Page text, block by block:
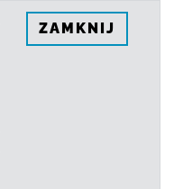
ZAMKNIJ